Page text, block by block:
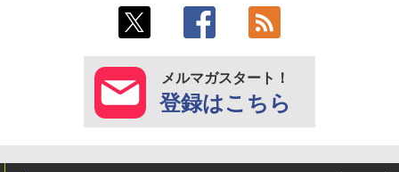
メルマガスタート！
登録はこちら